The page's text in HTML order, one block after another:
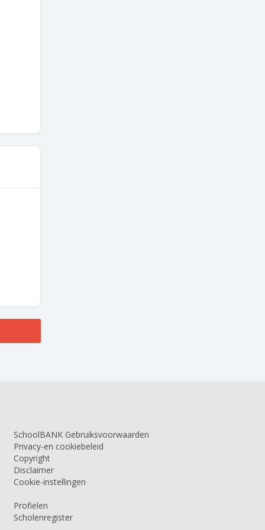
SchoolBANK Gebruiksvoorwaarden
Privacy-en cookiebeleid
Copyright
Disclaimer
Cookie-instellingen
Profielen
Scholenregister